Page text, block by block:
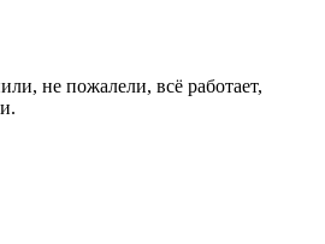
не пожалели, всё работает,